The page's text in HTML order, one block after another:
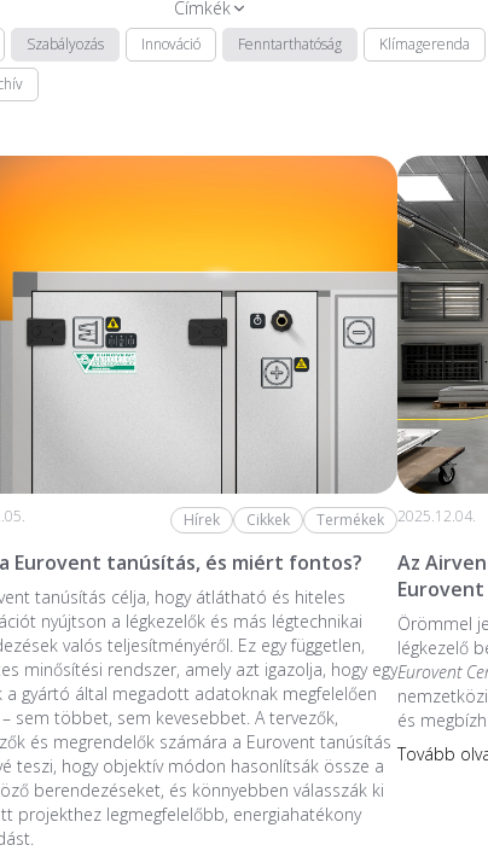
Címkék
Szabályozás Innováció Fenntarthatóság Klímagerenda
Hírek Cikkek Termékek
Eurovent tanúsítás, és miért fontos?
tanúsítás célja, hogy átlátható és hiteles
nyújtson a légkezelők és más légtechnikai
valós teljesítményéről. Ez egy független,
minősítési rendszer, amely azt igazolja, hogy egy
a gyártó által megadott adatoknak megfelelően
sem többet, sem kevesebbet. A tervezők,
és megrendelők számára a Eurovent tanúsítás
teszi, hogy objektív módon hasonlítsák össze a
berendezéseket, és könnyebben válasszák ki
projekthez legmegfelelőbb, energiahatékony
2025.12.04.
Az
Örömmel
légkezelő
Eurovent
és
Tovább